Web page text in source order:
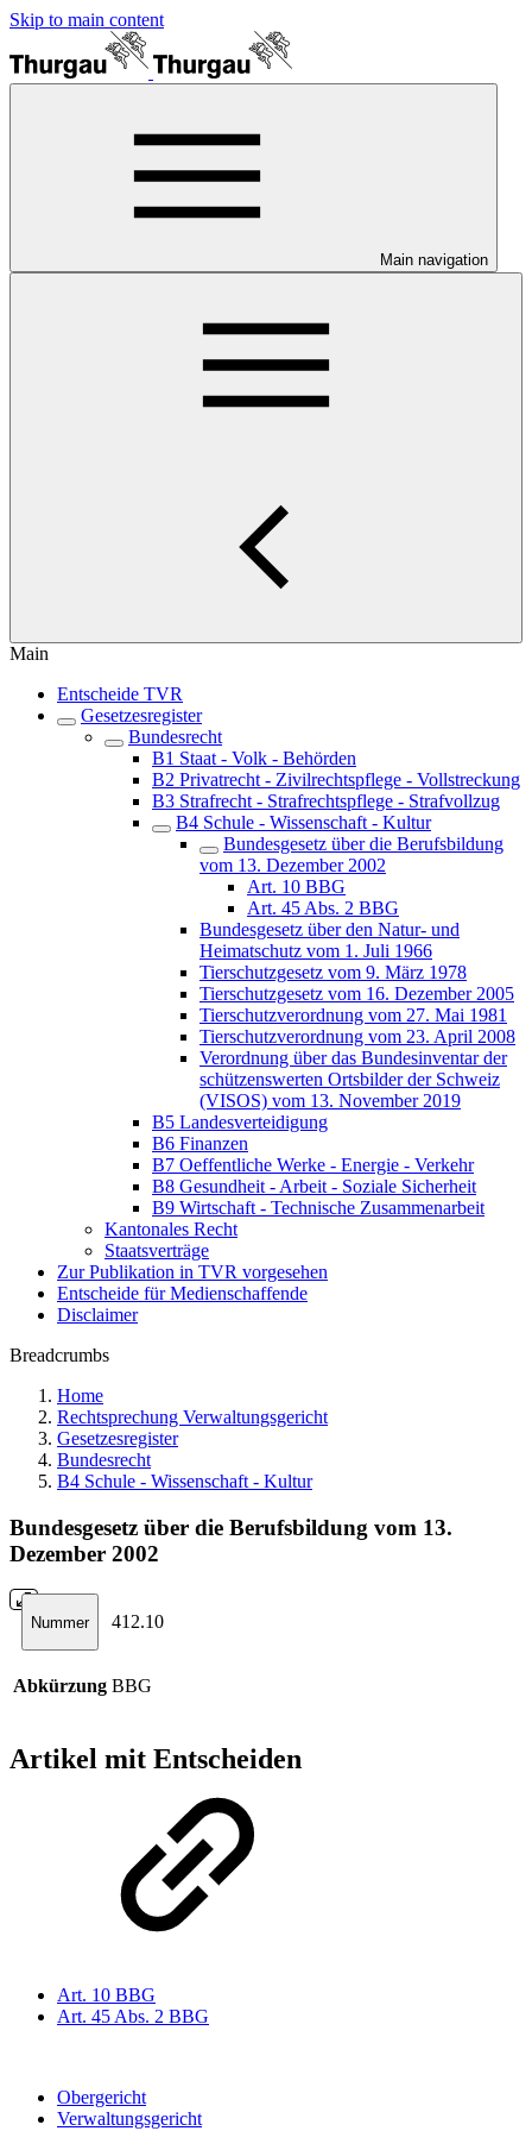
Skip to main content
Main navigation
Main
Entscheide TVR
Gesetzesregister
Bundesrecht
B1 Staat - Volk - Behörden
B2 Privatrecht - Zivilrechtspflege - Vollstreckung
B3 Strafrecht - Strafrechtspflege - Strafvollzug
B4 Schule - Wissenschaft - Kultur
Bundesgesetz über die Berufsbildung
vom 13. Dezember 2002
Art. 10 BBG
Art. 45 Abs. 2 BBG
Bundesgesetz über den Natur- und
Heimatschutz vom 1. Juli 1966
Tierschutzgesetz vom 9. März 1978
Tierschutzgesetz vom 16. Dezember 2005
Tierschutzverordnung vom 27. Mai 1981
Tierschutzverordnung vom 23. April 2008
Verordnung über das Bundesinventar der
schützenswerten Ortsbilder der Schweiz
(VISOS) vom 13. November 2019
B5 Landesverteidigung
B6 Finanzen
B7 Oeffentliche Werke - Energie - Verkehr
B8 Gesundheit - Arbeit - Soziale Sicherheit
B9 Wirtschaft - Technische Zusammenarbeit
Kantonales Recht
Staatsverträge
Zur Publikation in TVR vorgesehen
Entscheide für Medienschaffende
Disclaimer
Breadcrumbs
Home
Rechtsprechung Verwaltungsgericht
Gesetzesregister
Bundesrecht
B4 Schule - Wissenschaft - Kultur
Bundesgesetz über die Berufsbildung vom 13.
Dezember 2002
Nummer 412.10
Abkürzung BBG
Artikel mit Entscheiden
Art. 10 BBG
Art. 45 Abs. 2 BBG
Obergericht
Verwaltungsgericht